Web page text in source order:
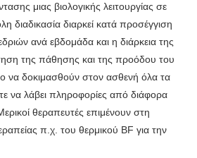
μιας βιολογικής λειτουργίας σε
διαδικασία διαρκεί κατά προσέγγιση
ανά εβδομάδα και η διάρκεια της
της πάθησης και της προόδου του
να δοκιμασθούν στον ασθενή όλα τα
να λάβει πληροφορίες από διάφορα
θεραπευτές επιμένουν στη
π.χ. του θερμικού ΒF για την